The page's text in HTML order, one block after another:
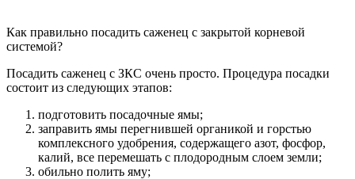
Как правильно посадить саженец с закрытой корневой
системой?
Посадить саженец с ЗКС очень просто. Процедура посадки
состоит из следующих этапов:
подготовить посадочные ямы;
заправить ямы перегнившей органикой и горстью
комплексного удобрения, содержащего азот, фосфор,
калий, все перемешать с плодородным слоем земли;
обильно полить яму;